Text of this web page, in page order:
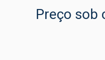
Preço sob